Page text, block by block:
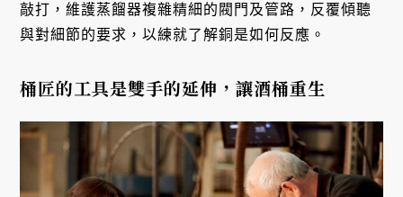
敲打，維護蒸餾器複雜精細的閥門及管路，反覆傾聽
與對細節的要求，以練就了解銅是如何反應。
桶匠的工具是雙手的延伸，讓酒桶重生